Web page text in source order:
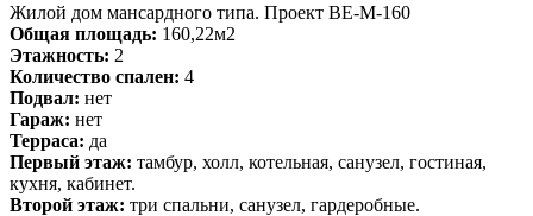
Жилой дом мансардного типа. Проект ВЕ-М-160
Общая площадь: 160,22м2
Этажность: 2
Количество спален: 4
Подвал: нет
Гараж: нет
Терраса: да
Первый этаж: тамбур, холл, котельная, санузел, гостиная,
кухня, кабинет.
Второй этаж: три спальни, санузел, гардеробные.